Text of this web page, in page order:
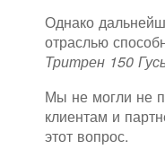
Однако
отраслью
Тритрен 150
Мы не могли не
клиентам и
этот вопрос.